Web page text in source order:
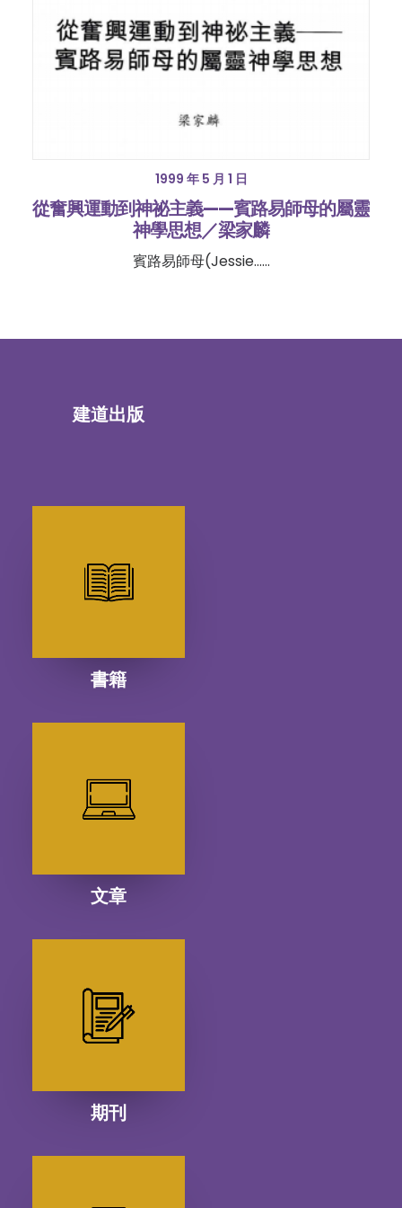
1999 年 5 月 1 日
從奮興運動到神祕主義——賓路易師母的屬靈
神學思想／梁家麟
賓路易師母(Jessie……
建道出版
書籍
文章
期刊